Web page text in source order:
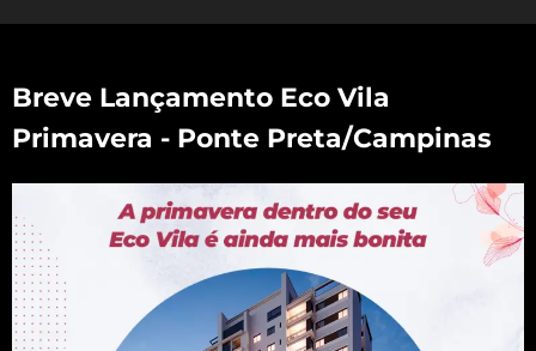
Breve Lançamento Eco Vila
Primavera - Ponte Preta/Campinas